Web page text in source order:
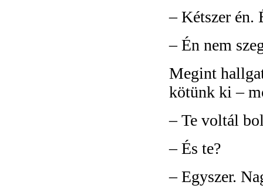
–Kétszer én.
–Én nem
Megint
kötünk ki –
–Te voltál
–És te?
–Egyszer.